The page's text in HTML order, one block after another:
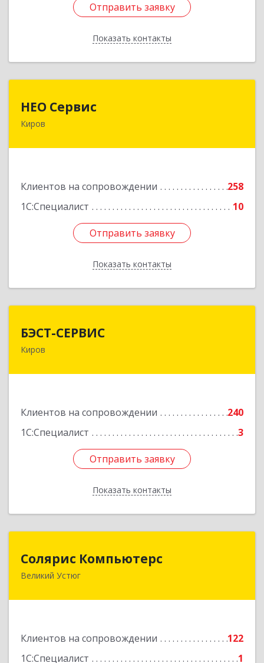
Отправить заявку
Показать контакты
Отправить заявку
Назад
НЕО Сервис
Киров
Клиентов на сопровождении
258
1С:Специалист
10
Отправить заявку
Показать контакты
610045, Кировская обл, Киров г, Ульяновская
Отправить заявку
Назад
БЭСТ-СЕРВИС
Киров
Клиентов на сопровождении
240
1С:Специалист
3
Отправить заявку
Показать контакты
Отправить заявку
Назад
Солярис Компьютерс
Великий Устюг
Клиентов на сопровождении
122
1С:Специалист
1
162390, Вологодская обл, Великий Устюг г,